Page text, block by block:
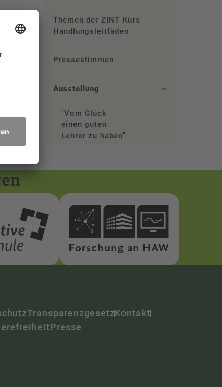
Themen der ZINT Kurs
Handlungsleitfäden
Pressestimmen
Ausstellung
"Vom Glück
einen guten
Lehrer zu haben"
TransparenzgesetzKontakt
Presse